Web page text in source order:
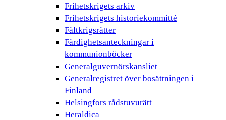
Frihetskrigets arkiv
Frihetskrigets historiekommitté
Fältkrigsrätter
Färdighetsanteckningar i
kommunionböcker
Generalguvernörskansliet
Generalregistret över bosättningen i
Finland
Helsingfors rådstuvurätt
Heraldica